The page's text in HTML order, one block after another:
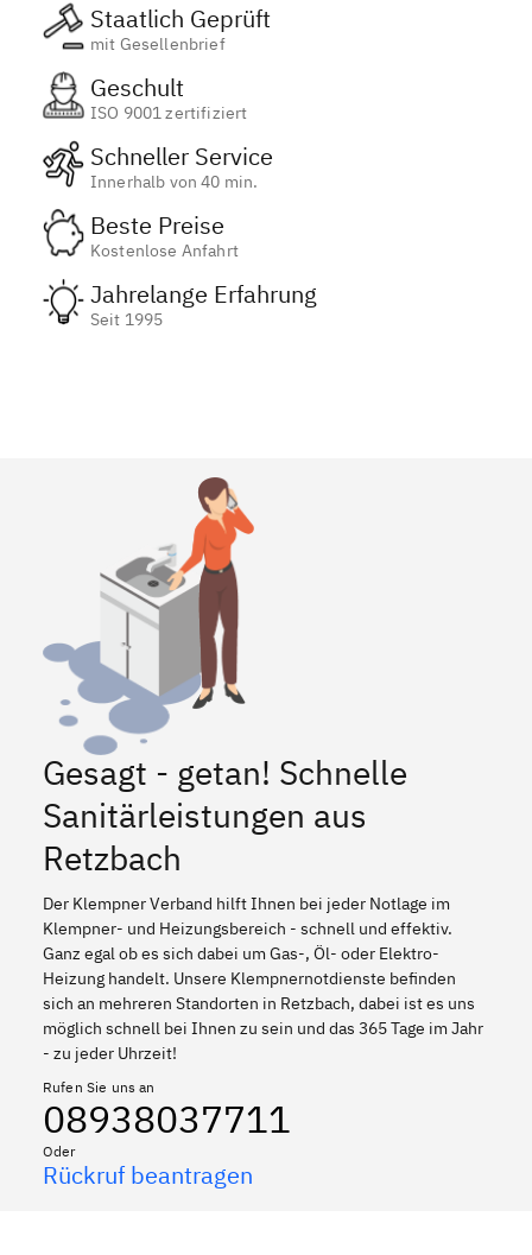
Staatlich Geprüft
mit Gesellenbrief
Geschult
ISO 9001 zertifiziert
Schneller Service
Innerhalb von 40 min.
Beste Preise
Kostenlose Anfahrt
Jahrelange Erfahrung
Seit 1995
Gesagt - getan! Schnelle
Sanitärleistungen aus
Retzbach
Der Klempner Verband hilft Ihnen bei jeder Notlage im
Klempner- und Heizungsbereich - schnell und effektiv.
Ganz egal ob es sich dabei um Gas-, Öl- oder Elektro-
Heizung handelt. Unsere Klempnernotdienste befinden
sich an mehreren Standorten in Retzbach, dabei ist es uns
möglich schnell bei Ihnen zu sein und das 365 Tage im Jahr
- zu jeder Uhrzeit!
Rufen Sie uns an
08938037711
Oder
Rückruf beantragen